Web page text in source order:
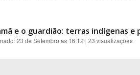
e o guardião: terras indígenas
23 de Setembro as 16:12 | 23 visualizações